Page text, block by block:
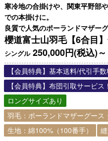
櫻道富士山羽毛【6合目
シングル250,000円(税込)～
寒冷地の合掛けや、関東平野部
での本掛けに。
良質で人気のポーランドマザー
【会員特典】基本送料/代引手
【会員特典】布団引取サービス
ロングサイズあり
羽毛：ポーランドマザーグース
生地：綿100%（100番手）